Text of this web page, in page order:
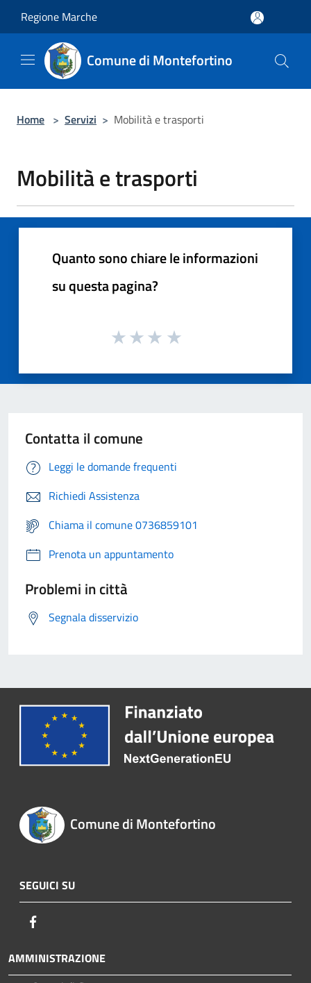
Regione Marche
Comune di Montefortino
Home > Servizi > Mobilità e trasporti
Mobilità e trasporti
Quanto sono chiare le informazioni
su questa pagina?
Contatta il comune
Leggi le domande frequenti
Richiedi Assistenza
Chiama il comune 0736859101
Prenota un appuntamento
Problemi in città
Segnala disservizio
Comune di Montefortino
SEGUICI SU
AMMINISTRAZIONE